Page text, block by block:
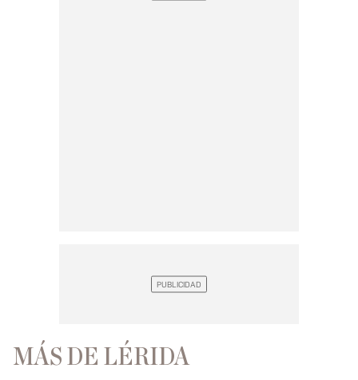
MÁS DE LÉRIDA